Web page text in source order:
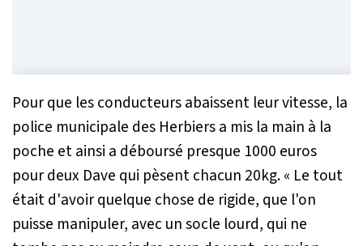
Pour que les conducteurs abaissent leur vitesse, la
police municipale des Herbiers a mis la main à la
poche et ainsi a déboursé presque 1000 euros
pour deux Dave qui pèsent chacun 20kg. « Le tout
était d'avoir quelque chose de rigide, que l'on
puisse manipuler, avec un socle lourd, qui ne